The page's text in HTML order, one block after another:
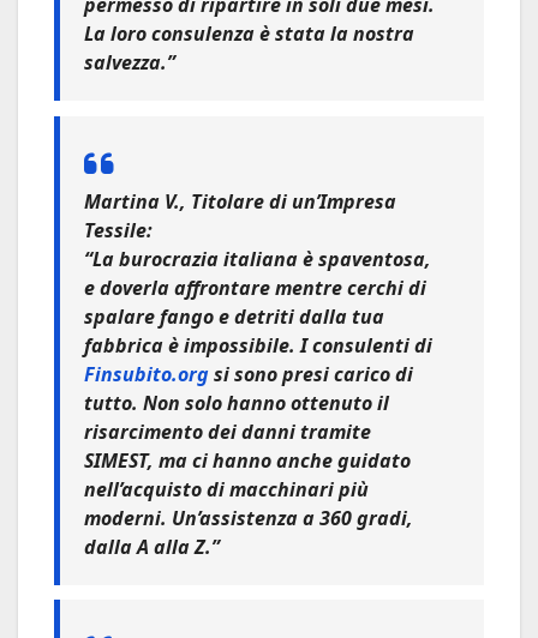
La loro consulenza è stata la nostra
salvezza.”
Martina V., Titolare di un’Impresa
Tessile:
“La burocrazia italiana è spaventosa,
e doverla affrontare mentre cerchi di
spalare fango e detriti dalla tua
fabbrica è impossibile. I consulenti di
Finsubito.orgsi sono presi carico di
tutto. Non solo hanno ottenuto il
risarcimento dei danni tramite
SIMEST, ma ci hanno anche guidato
nell’acquisto di macchinari più
moderni. Un’assistenza a 360 gradi,
dalla A alla Z.”